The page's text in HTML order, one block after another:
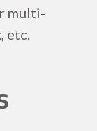
multi-
etc.